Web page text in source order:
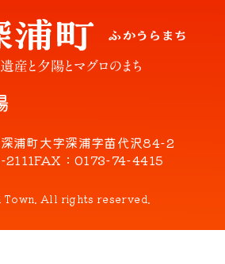
浦町大字深浦字苗代沢84-2
FAX 0173-74-4415
All rights reserved.